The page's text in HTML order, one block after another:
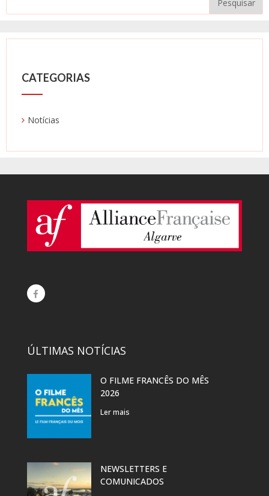
CATEGORIAS
Notícias
ÚLTIMAS NOTÍCIAS
O FILME FRANCÊS DO MÊS
2026
Ler mais
NEWSLETTERS E
COMUNICADOS